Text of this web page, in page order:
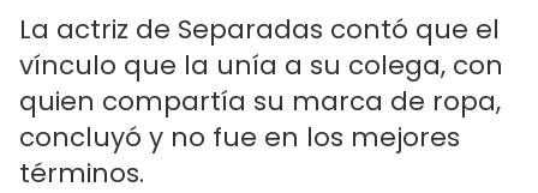
La actriz de Separadas contó que el
vínculo que la unía a su colega, con
quien compartía su marca de ropa,
concluyó y no fue en los mejores
términos.